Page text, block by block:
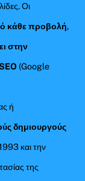
Οι
κάθε προβολή,
στην
(Google
ή
δημιουργούς
και την
της